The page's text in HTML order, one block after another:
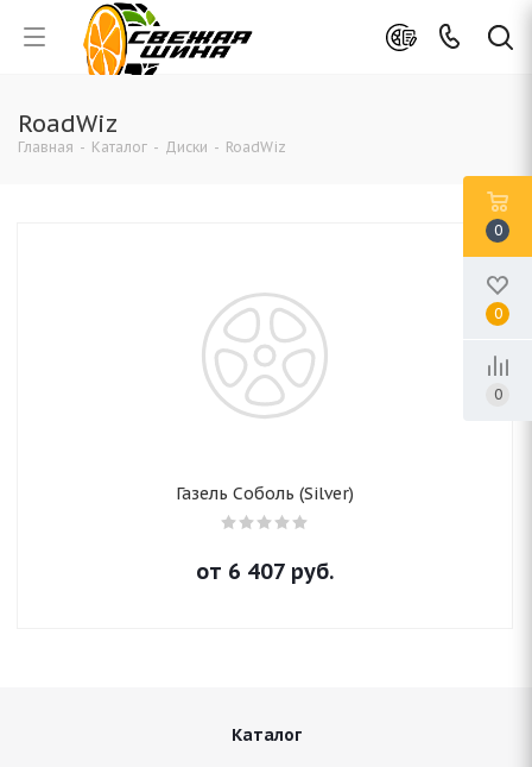
RoadWiz
Главная - Каталог - Диски - RoadWiz
Газель Соболь (Silver)
от 6 407 руб.
Каталог
0
0
0